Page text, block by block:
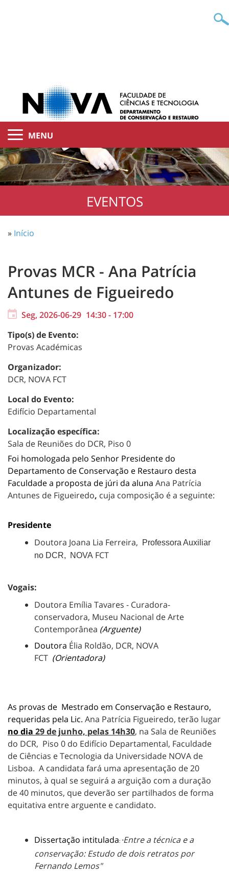
MENU
EVENTOS
» Início
Provas MCR - Ana Patrícia
Antunes de Figueiredo
Seg, 2026-06-29 14:30- 17:00
Tipo(s) de Evento:
Provas Académicas
Organizador:
DCR, NOVA FCT
Local do Evento:
Edifício Departamental
Localização específica:
Sala de Reuniões do DCR, Piso 0
Foi homologada pelo Senhor Presidente do
Departamento de Conservação e Restauro desta
Faculdade a proposta de júri da aluna Ana Patrícia
Antunes de Figueiredo, cuja composição é a seguinte:
Presidente
Doutora Joana Lia Ferreira,
Professora Auxiliar
no DCR, NOVA FCT
Vogais:
Doutora Emília Tavares - Curadora-
conservadora, Museu Nacional de Arte
Contemporânea (Arguente)
Doutora Élia Roldão, DCR, NOVA
FCT (Orientadora)
As provas de Mestrado em Conservação e Restauro,
requeridas pela Lic. Ana Patrícia Figueiredo, terão lugar
no dia 29de junho, pelas 14h30, na Sala de Reuniões
do DCR, Piso 0 do Edifício Departamental, Faculdade
de Ciências e Tecnologia da Universidade NOVA de
Lisboa. A candidata fará uma apresentação de 20
minutos, à qual se seguirá a arguição com a duração
de 40 minutos, que deverão ser partilhados de forma
equitativa entre arguente e candidato.
Dissertação intitulada: "Entre a técnica e a
conservação: Estudo de dois retratos por
Fernando Lemos"